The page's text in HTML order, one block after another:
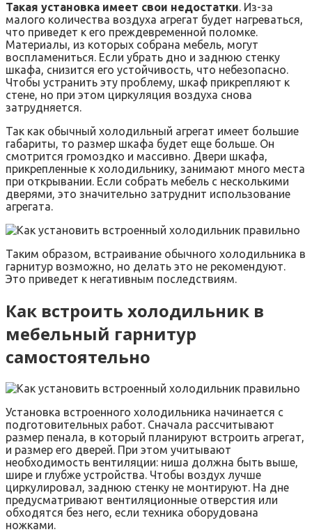
Такая установка имеет свои недостатки. Из-за
малого количества воздуха агрегат будет нагреваться,
что приведет к его преждевременной поломке.
Материалы, из которых собрана мебель, могут
воспламениться. Если убрать дно и заднюю стенку
шкафа, снизится его устойчивость, что небезопасно.
Чтобы устранить эту проблему, шкаф прикрепляют к
стене, но при этом циркуляция воздуха снова
затрудняется.
Так как обычный холодильный агрегат имеет большие
габариты, то размер шкафа будет еще больше. Он
смотрится громоздко и массивно. Двери шкафа,
прикрепленные к холодильнику, занимают много места
при открывании. Если собрать мебель с несколькими
дверями, это значительно затруднит использование
агрегата.
Таким образом, встраивание обычного холодильника в
гарнитур возможно, но делать это не рекомендуют.
Это приведет к негативным последствиям.
Как встроить холодильник в
мебельный гарнитур
самостоятельно
Установка встроенного холодильника начинается с
подготовительных работ. Сначала рассчитывают
размер пенала, в который планируют встроить агрегат,
и размер его дверей. При этом учитывают
необходимость вентиляции: ниша должна быть выше,
шире и глубже устройства. Чтобы воздух лучше
циркулировал, заднюю стенку не монтируют. На дне
предусматривают вентиляционные отверстия или
обходятся без него, если техника оборудована
ножками.